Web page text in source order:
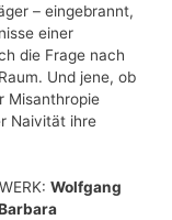
– eingebrannt,
einer
die Frage nach
Und jene, ob
Misanthropie
Naivität ihre
Wolfgang